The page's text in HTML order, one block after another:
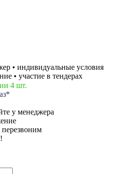
• индивидуальные условия
• участие в тендерах
4 шт.
у менеджера